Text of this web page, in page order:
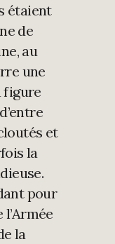
étaient
de
au
une
figure
et
la
pour
la